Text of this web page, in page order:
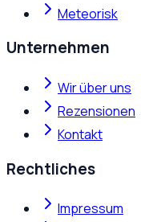
Meteorisk
Unternehmen
Wir über uns
Rezensionen
Kontakt
Rechtliches
Impressum